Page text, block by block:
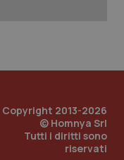
Copyright 2013-2026
© Homnya Srl
Tutti i diritti sono
riservati